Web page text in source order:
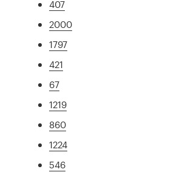
407
2000
1797
421
67
1219
860
1224
546